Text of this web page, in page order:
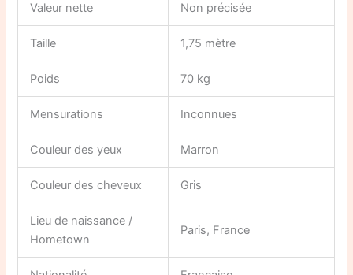
Valeur nette Non précisée
Taille 1,75 mètre
Poids 70 kg
Mensurations Inconnues
Couleur des yeux Marron
Couleur des cheveux Gris
Lieu de naissance /
Hometown
Paris, France